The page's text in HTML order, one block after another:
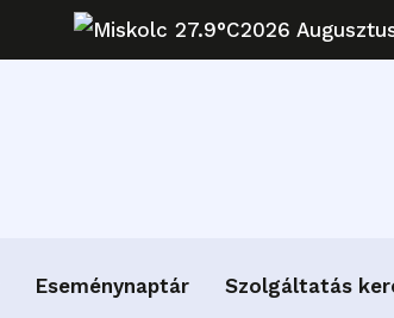
Miskolc 27.9°C2026
Eseménynaptár Szolgáltatás